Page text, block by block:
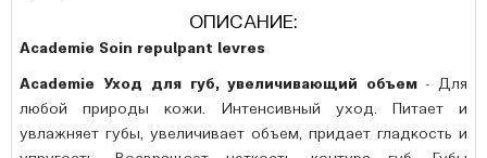
ОПИСАНИЕ:
Academie Soin repulpant levres
Academie Уход для губ, увеличивающий объем - Для
любой природы кожи. Интенсивный уход. Питает и
увлажняет губы, увеличивает объем, придает гладкость и